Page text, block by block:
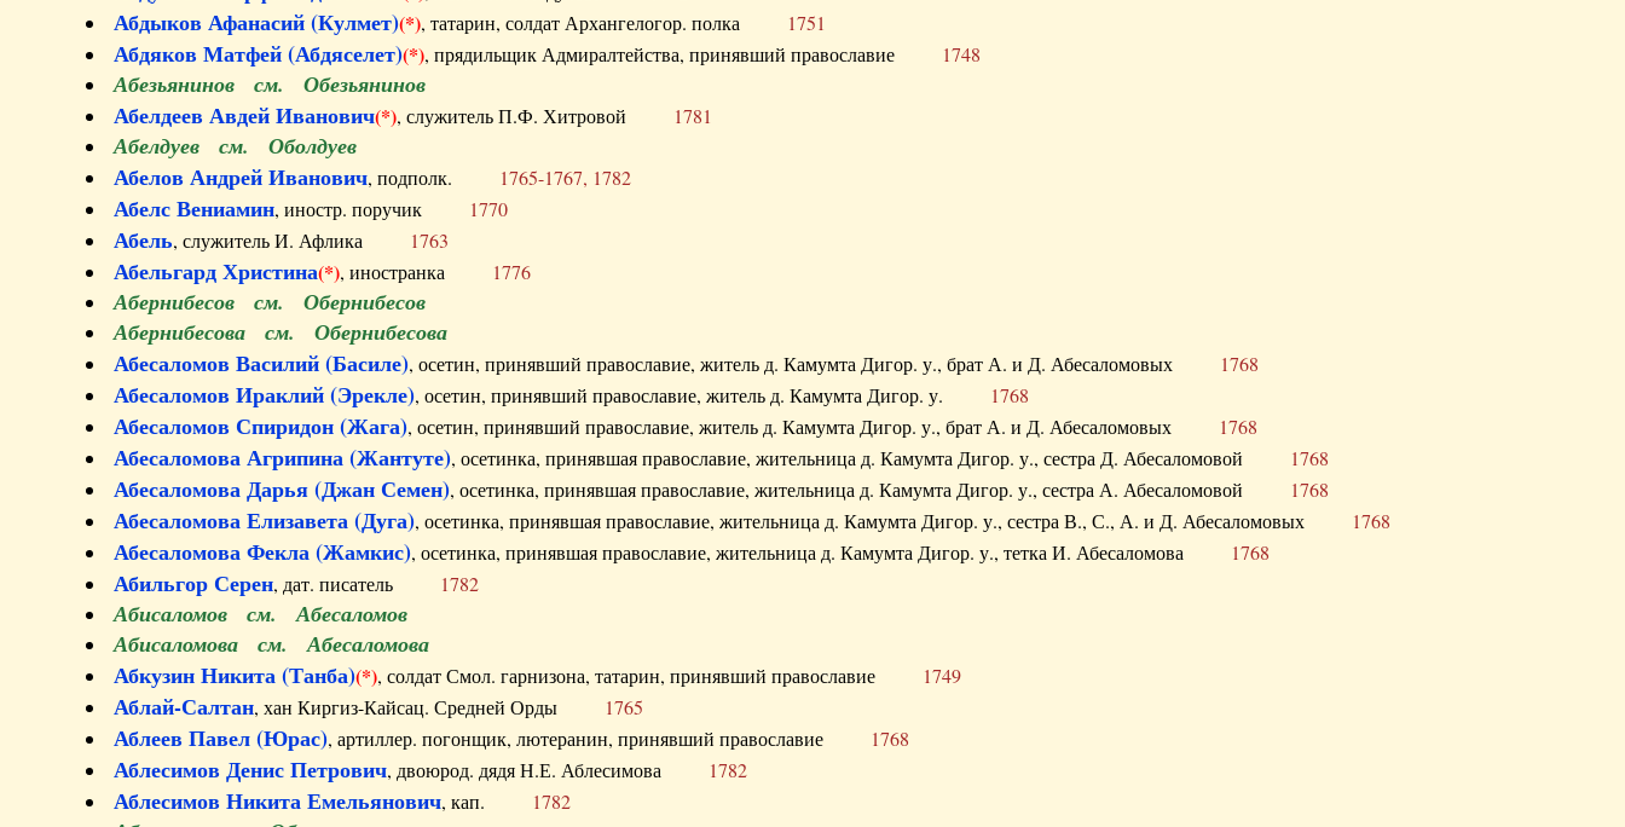
Абдыков Афанасий (Кулмет)(*), татарин, солдат Архангелогор. полка 1751
Абдяков Матфей (Абдяселет)(*), прядильщик Адмиралтейства, принявший православие 1748
Абезьянинов см. Обезьянинов
Абелдеев Авдей Иванович(*), служитель П.Ф. Хитровой 1781
Абелдуев см. Оболдуев
Абелов Андрей Иванович, подполк. 1765-1767, 1782
Абелс Вениамин, иностр. поручик 1770
Абель, служитель И. Афлика 1763
Абельгард Христина(*), иностранка 1776
Абернибесов см. Обернибесов
Абернибесова см. Обернибесова
Абесаломов Василий (Басиле), осетин, принявший православие, житель д. Камумта Дигор. у., брат А. и Д. Абесаломовых 1768
Абесаломов Ираклий (Эрекле), осетин, принявший православие, житель д. Камумта Дигор. у. 1768
Абесаломов Спиридон (Жага), осетин, принявший православие, житель д. Камумта Дигор. у., брат А. и Д. Абесаломовых 1768
Абесаломова Агрипина (Жантуте), осетинка, принявшая православие, жительница д. Камумта Дигор. у., сестра Д. Абесаломовой 1768
Абесаломова Дарья (Джан Семен), осетинка, принявшая православие, жительница д. Камумта Дигор. у., сестра А. Абесаломовой 1768
Абесаломова Елизавета (Дуга), осетинка, принявшая православие, жительница д. Камумта Дигор. у., сестра В., С., А. и Д. Абесаломовых 1768
Абесаломова Фекла (Жамкис), осетинка, принявшая православие, жительница д. Камумта Дигор. у., тетка И. Абесаломова 1768
Абильгор Серен, дат. писатель 1782
Абисаломов см. Абесаломов
Абисаломова см. Абесаломова
Абкузин Никита (Танба)(*), солдат Смол. гарнизона, татарин, принявший православие 1749
Аблай-Салтан, хан Киргиз-Кайсац. Средней Орды 1765
Аблеев Павел (Юрас), артиллер. погонщик, лютеранин, принявший православие 1768
Аблесимов Денис Петрович, двоюрод. дядя Н.Е. Аблесимова 1782
Аблесимов Никита Емельянович, кап. 1782